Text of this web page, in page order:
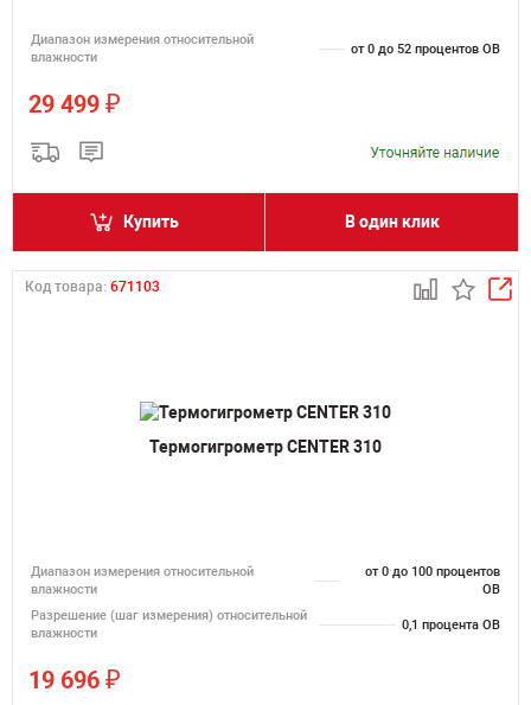
Диапазон измерения относительной
влажности
от 0 до 52 процентов ОВ
29 499 ₽
Купить В один клик
Код товара: 671103
Термогигрометр CENTER 310
Диапазон измерения относительной
влажности
от 0 до 100 процентов
ОВ
Разрешение (шаг измерения) относительной
влажности
0,1 процента ОВ
19 696 ₽